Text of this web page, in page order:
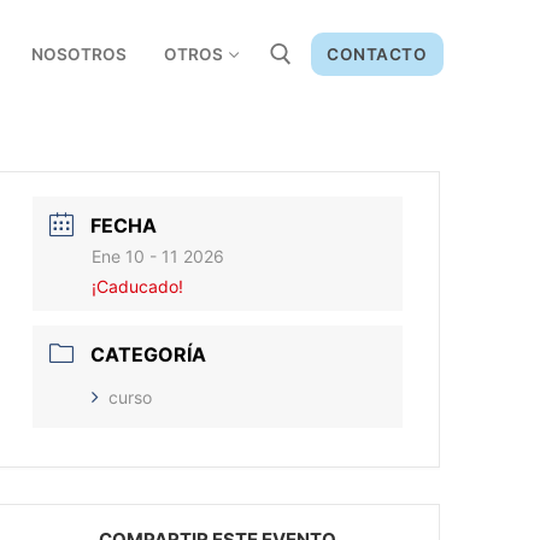
NOSOTROS OTROS CONTACTO
FECHA
Ene 10 - 11 2026
¡Caducado!
CATEGORÍA
curso